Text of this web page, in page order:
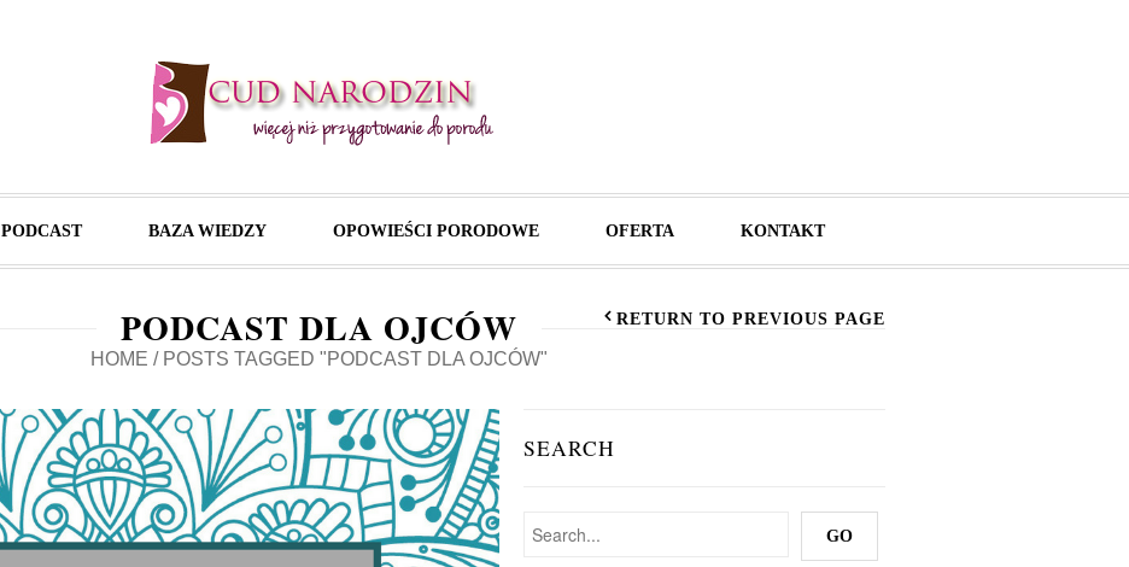
PODCAST BAZA WIEDZY OPOWIEŚCI PORODOWE OFERTA KONTAKT
PODCAST DLA OJCÓW
HOME / POSTS TAGGED "PODCAST DLA OJCÓW"
RETURN TO PREVIOUS PAGE
SEARCH